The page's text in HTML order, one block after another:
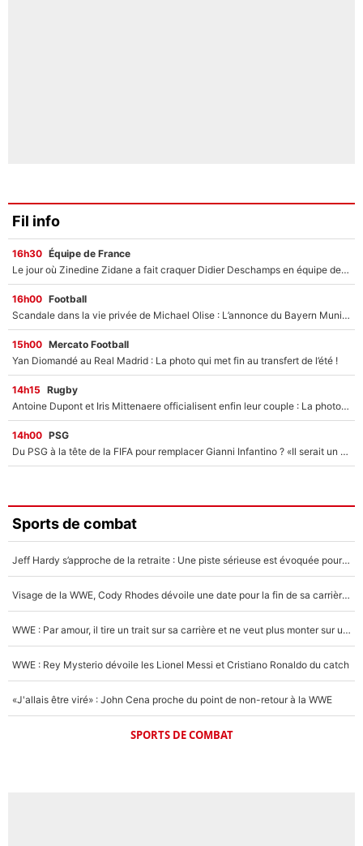
Fil info
16h30 Équipe de France
Le jour où Zinedine Zidane a fait craquer Didier Deschamps en équipe de France : «Je m’en suis voulu», l’ancien sélectionneur a regretté son geste !
16h00 Football
Scandale dans la vie privée de Michael Olise : L’annonce du Bayern Munich sur son enfant caché
15h00 Mercato Football
Yan Diomandé au Real Madrid : La photo qui met fin au transfert de l’été !
14h15 Rugby
Antoine Dupont et Iris Mittenaere officialisent enfin leur couple : La photo qui enflamme les réseaux sociaux
14h00 PSG
Du PSG à la tête de la FIFA pour remplacer Gianni Infantino ? «Il serait un mauvais président», le patron de la Liga s'attaque à Nasser Al-Khelaïfi !
Sports de combat
Jeff Hardy s’approche de la retraite : Une piste sérieuse est évoquée pour la reconversion de la légende de la WWE
Visage de la WWE, Cody Rhodes dévoile une date pour la fin de sa carrière dans le catch
WWE : Par amour, il tire un trait sur sa carrière et ne veut plus monter sur un ring de catch
WWE : Rey Mysterio dévoile les Lionel Messi et Cristiano Ronaldo du catch
«J'allais être viré» : John Cena proche du point de non-retour à la WWE
SPORTS DE COMBAT